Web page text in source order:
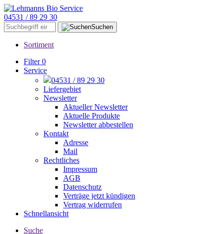
04531 / 89 29 30
Suchen
Sortiment
Filter 0
Service
04531 / 89 29 30
Liefergebiet
Newsletter
Aktueller Newsletter
Aktuelle Produkte
Newsletter abbestellen
Kontakt
Adresse
Mail
Rechtliches
Impressum
AGB
Datenschutz
Verträge jetzt kündigen
Vertrag widerrufen
Schnellansicht
Suche